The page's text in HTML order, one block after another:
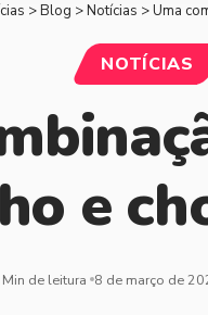
>Blog >Notícias >Uma
NOTÍCIAS
e
de leitura 8 de março de